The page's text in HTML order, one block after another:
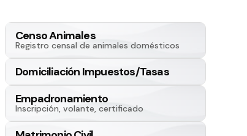
Censo Animales
Registro censal de animales domésticos
Domiciliación Impuestos/Tasas
Empadronamiento
Inscripción, volante, certificado